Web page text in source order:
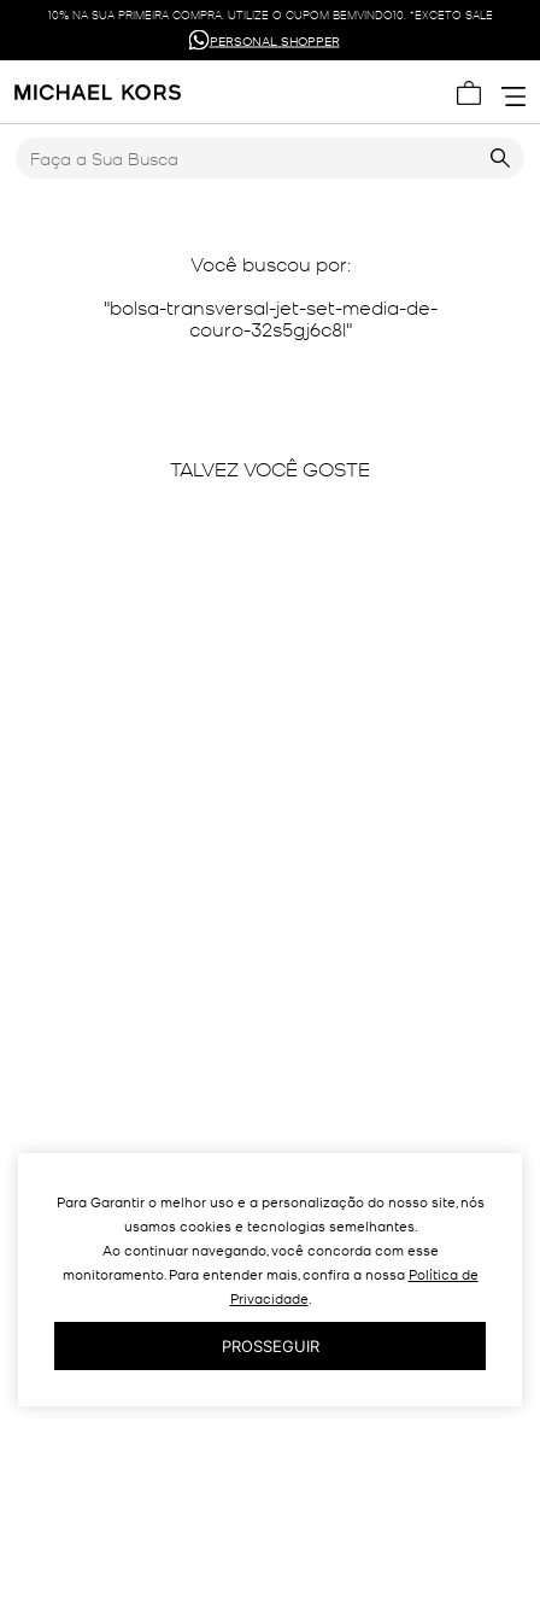
Para Garantir o melhor uso e a personalização do nosso site, nós
usamos cookies e tecnologias semelhantes.
Ao continuar navegando, você concorda com esse
monitoramento. Para entender mais, confira a nossa Política de
Privacidade.
PROSSEGUIR
10% NA SUA PRIMEIRA COMPRA. UTILIZE O CUPOM BEMVINDO10. *EXCETO SALE
PERSONAL SHOPPER
Você buscou por:
bolsa-transversal-jet-set-media-de-
couro-32s5gj6c8l
TALVEZ VOCÊ GOSTE